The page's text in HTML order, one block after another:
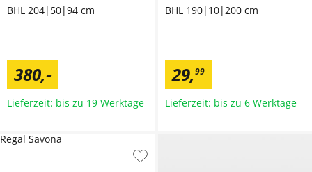
BHL 204|50|94 cm
380,-
Lieferzeit: bis zu 19 Werktage
BHL 190|10|200 cm
29,99
Lieferzeit: bis zu 6 Werktage
Regal Savona